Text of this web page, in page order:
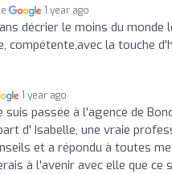
1 year ago
décrier le moins du monde
compétente,avec la touche
1 year ago
suis passée à l'agence de
d' Isabelle, une vraie
et a répondu à toutes
à l'avenir avec elle que